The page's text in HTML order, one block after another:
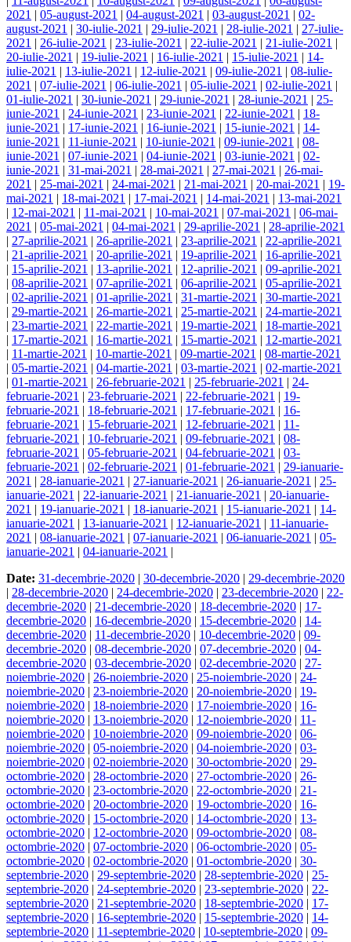
2021 | 05-august-2021 | 04-august-2021 | 03-august-2021 | 02-
august-2021 | 30-iulie-2021 | 29-iulie-2021 | 28-iulie-2021 | 27-iulie-
2021 | 26-iulie-2021 | 23-iulie-2021 | 22-iulie-2021 | 21-iulie-2021 |
20-iulie-2021 | 19-iulie-2021 | 16-iulie-2021 | 15-iulie-2021 | 14-
iulie-2021 | 13-iulie-2021 | 12-iulie-2021 | 09-iulie-2021 | 08-iulie-
2021 | 07-iulie-2021 | 06-iulie-2021 | 05-iulie-2021 | 02-iulie-2021 |
01-iulie-2021 | 30-iunie-2021 | 29-iunie-2021 | 28-iunie-2021 | 25-
iunie-2021 | 24-iunie-2021 | 23-iunie-2021 | 22-iunie-2021 | 18-
iunie-2021 | 17-iunie-2021 | 16-iunie-2021 | 15-iunie-2021 | 14-
iunie-2021 | 11-iunie-2021 | 10-iunie-2021 | 09-iunie-2021 | 08-
iunie-2021 | 07-iunie-2021 | 04-iunie-2021 | 03-iunie-2021 | 02-
iunie-2021 | 31-mai-2021 | 28-mai-2021 | 27-mai-2021 | 26-mai-
2021 | 25-mai-2021 | 24-mai-2021 | 21-mai-2021 | 20-mai-2021 | 19-
mai-2021 | 18-mai-2021 | 17-mai-2021 | 14-mai-2021 | 13-mai-2021
| 12-mai-2021 | 11-mai-2021 | 10-mai-2021 | 07-mai-2021 | 06-mai-
2021 | 05-mai-2021 | 04-mai-2021 | 29-aprilie-2021 | 28-aprilie-2021
| 27-aprilie-2021 | 26-aprilie-2021 | 23-aprilie-2021 | 22-aprilie-2021
| 21-aprilie-2021 | 20-aprilie-2021 | 19-aprilie-2021 | 16-aprilie-2021
| 15-aprilie-2021 | 13-aprilie-2021 | 12-aprilie-2021 | 09-aprilie-2021
| 08-aprilie-2021 | 07-aprilie-2021 | 06-aprilie-2021 | 05-aprilie-2021
| 02-aprilie-2021 | 01-aprilie-2021 | 31-martie-2021 | 30-martie-2021
| 29-martie-2021 | 26-martie-2021 | 25-martie-2021 | 24-martie-2021
| 23-martie-2021 | 22-martie-2021 | 19-martie-2021 | 18-martie-2021
| 17-martie-2021 | 16-martie-2021 | 15-martie-2021 | 12-martie-2021
| 11-martie-2021 | 10-martie-2021 | 09-martie-2021 | 08-martie-2021
| 05-martie-2021 | 04-martie-2021 | 03-martie-2021 | 02-martie-2021
| 01-martie-2021 | 26-februarie-2021 | 25-februarie-2021 | 24-
februarie-2021 | 23-februarie-2021 | 22-februarie-2021 | 19-
februarie-2021 | 18-februarie-2021 | 17-februarie-2021 | 16-
februarie-2021 | 15-februarie-2021 | 12-februarie-2021 | 11-
februarie-2021 | 10-februarie-2021 | 09-februarie-2021 | 08-
februarie-2021 | 05-februarie-2021 | 04-februarie-2021 | 03-
februarie-2021 | 02-februarie-2021 | 01-februarie-2021 | 29-ianuarie-
2021 | 28-ianuarie-2021 | 27-ianuarie-2021 | 26-ianuarie-2021 | 25-
ianuarie-2021 | 22-ianuarie-2021 | 21-ianuarie-2021 | 20-ianuarie-
2021 | 19-ianuarie-2021 | 18-ianuarie-2021 | 15-ianuarie-2021 | 14-
ianuarie-2021 | 13-ianuarie-2021 | 12-ianuarie-2021 | 11-ianuarie-
2021 | 08-ianuarie-2021 | 07-ianuarie-2021 | 06-ianuarie-2021 | 05-
ianuarie-2021 | 04-ianuarie-2021 |
Date: 31-decembrie-2020 | 30-decembrie-2020 | 29-decembrie-2020
| 28-decembrie-2020 | 24-decembrie-2020 | 23-decembrie-2020 | 22-
decembrie-2020 | 21-decembrie-2020 | 18-decembrie-2020 | 17-
decembrie-2020 | 16-decembrie-2020 | 15-decembrie-2020 | 14-
decembrie-2020 | 11-decembrie-2020 | 10-decembrie-2020 | 09-
decembrie-2020 | 08-decembrie-2020 | 07-decembrie-2020 | 04-
decembrie-2020 | 03-decembrie-2020 | 02-decembrie-2020 | 27-
noiembrie-2020 | 26-noiembrie-2020 | 25-noiembrie-2020 | 24-
noiembrie-2020 | 23-noiembrie-2020 | 20-noiembrie-2020 | 19-
noiembrie-2020 | 18-noiembrie-2020 | 17-noiembrie-2020 | 16-
noiembrie-2020 | 13-noiembrie-2020 | 12-noiembrie-2020 | 11-
noiembrie-2020 | 10-noiembrie-2020 | 09-noiembrie-2020 | 06-
noiembrie-2020 | 05-noiembrie-2020 | 04-noiembrie-2020 | 03-
noiembrie-2020 | 02-noiembrie-2020 | 30-octombrie-2020 | 29-
octombrie-2020 | 28-octombrie-2020 | 27-octombrie-2020 | 26-
octombrie-2020 | 23-octombrie-2020 | 22-octombrie-2020 | 21-
octombrie-2020 | 20-octombrie-2020 | 19-octombrie-2020 | 16-
octombrie-2020 | 15-octombrie-2020 | 14-octombrie-2020 | 13-
octombrie-2020 | 12-octombrie-2020 | 09-octombrie-2020 | 08-
octombrie-2020 | 07-octombrie-2020 | 06-octombrie-2020 | 05-
octombrie-2020 | 02-octombrie-2020 | 01-octombrie-2020 | 30-
septembrie-2020 | 29-septembrie-2020 | 28-septembrie-2020 | 25-
septembrie-2020 | 24-septembrie-2020 | 23-septembrie-2020 | 22-
septembrie-2020 | 21-septembrie-2020 | 18-septembrie-2020 | 17-
septembrie-2020 | 16-septembrie-2020 | 15-septembrie-2020 | 14-
septembrie-2020 | 11-septembrie-2020 | 10-septembrie-2020 | 09-